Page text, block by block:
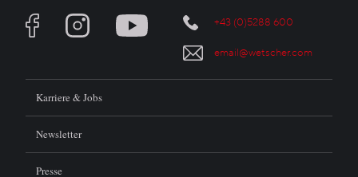
+43 (0)5288 600
email@wetscher.com
Karriere & Jobs
Newsletter
Presse